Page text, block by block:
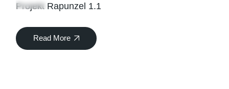
Projekt Rapunzel 1.1
Read More